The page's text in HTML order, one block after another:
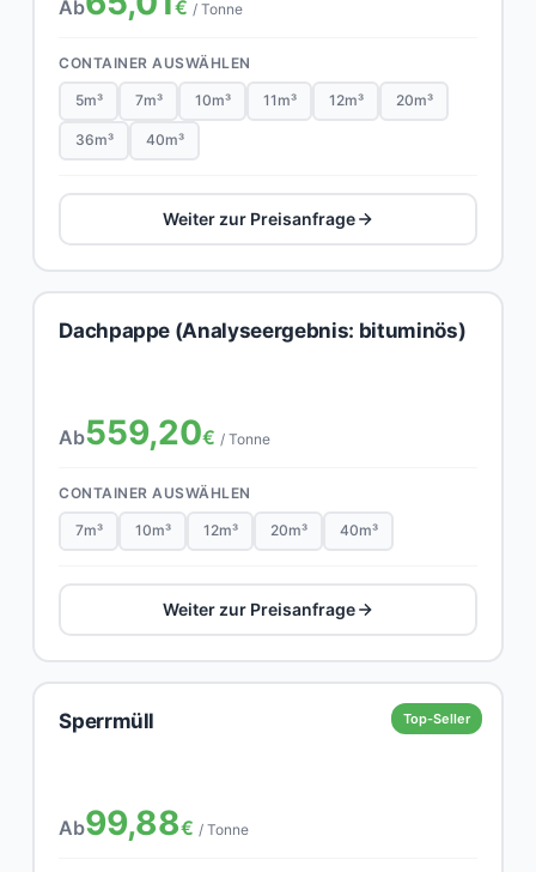
Ab € / Tonne
CONTAINER AUSWÄHLEN
5m³ 7m³ 10m³ 11m³ 12m³ 20m³
36m³ 40m³
Weiter zur Preisanfrage
Dachpappe (Analyseergebnis: bituminös)
Ab559,20€ / Tonne
CONTAINER AUSWÄHLEN
7m³ 10m³ 12m³ 20m³ 40m³
Weiter zur Preisanfrage
Top-Seller
Sperrmüll
Ab99,88€ / Tonne